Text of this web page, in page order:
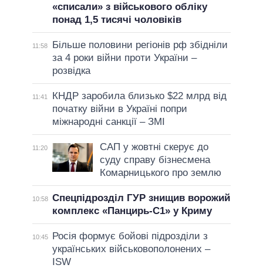
«списали» з військового обліку
понад 1,5 тисячі чоловіків
11:58
Більше половини регіонів рф збідніли
за 4 роки війни проти України –
розвідка
11:41
КНДР заробила близько $22 млрд від
початку війни в Україні попри
міжнародні санкції – ЗМІ
11:20
САП у жовтні скерує до
суду справу бізнесмена
Комарницького про землю
10:58 Спецпідрозділ ГУР знищив ворожий
комплекс «Панцирь-С1» у Криму
10:45
Росія формує бойові підрозділи з
українських військовополонених –
ISW